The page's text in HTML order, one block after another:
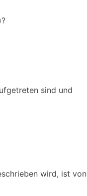
sind und
wird, ist von